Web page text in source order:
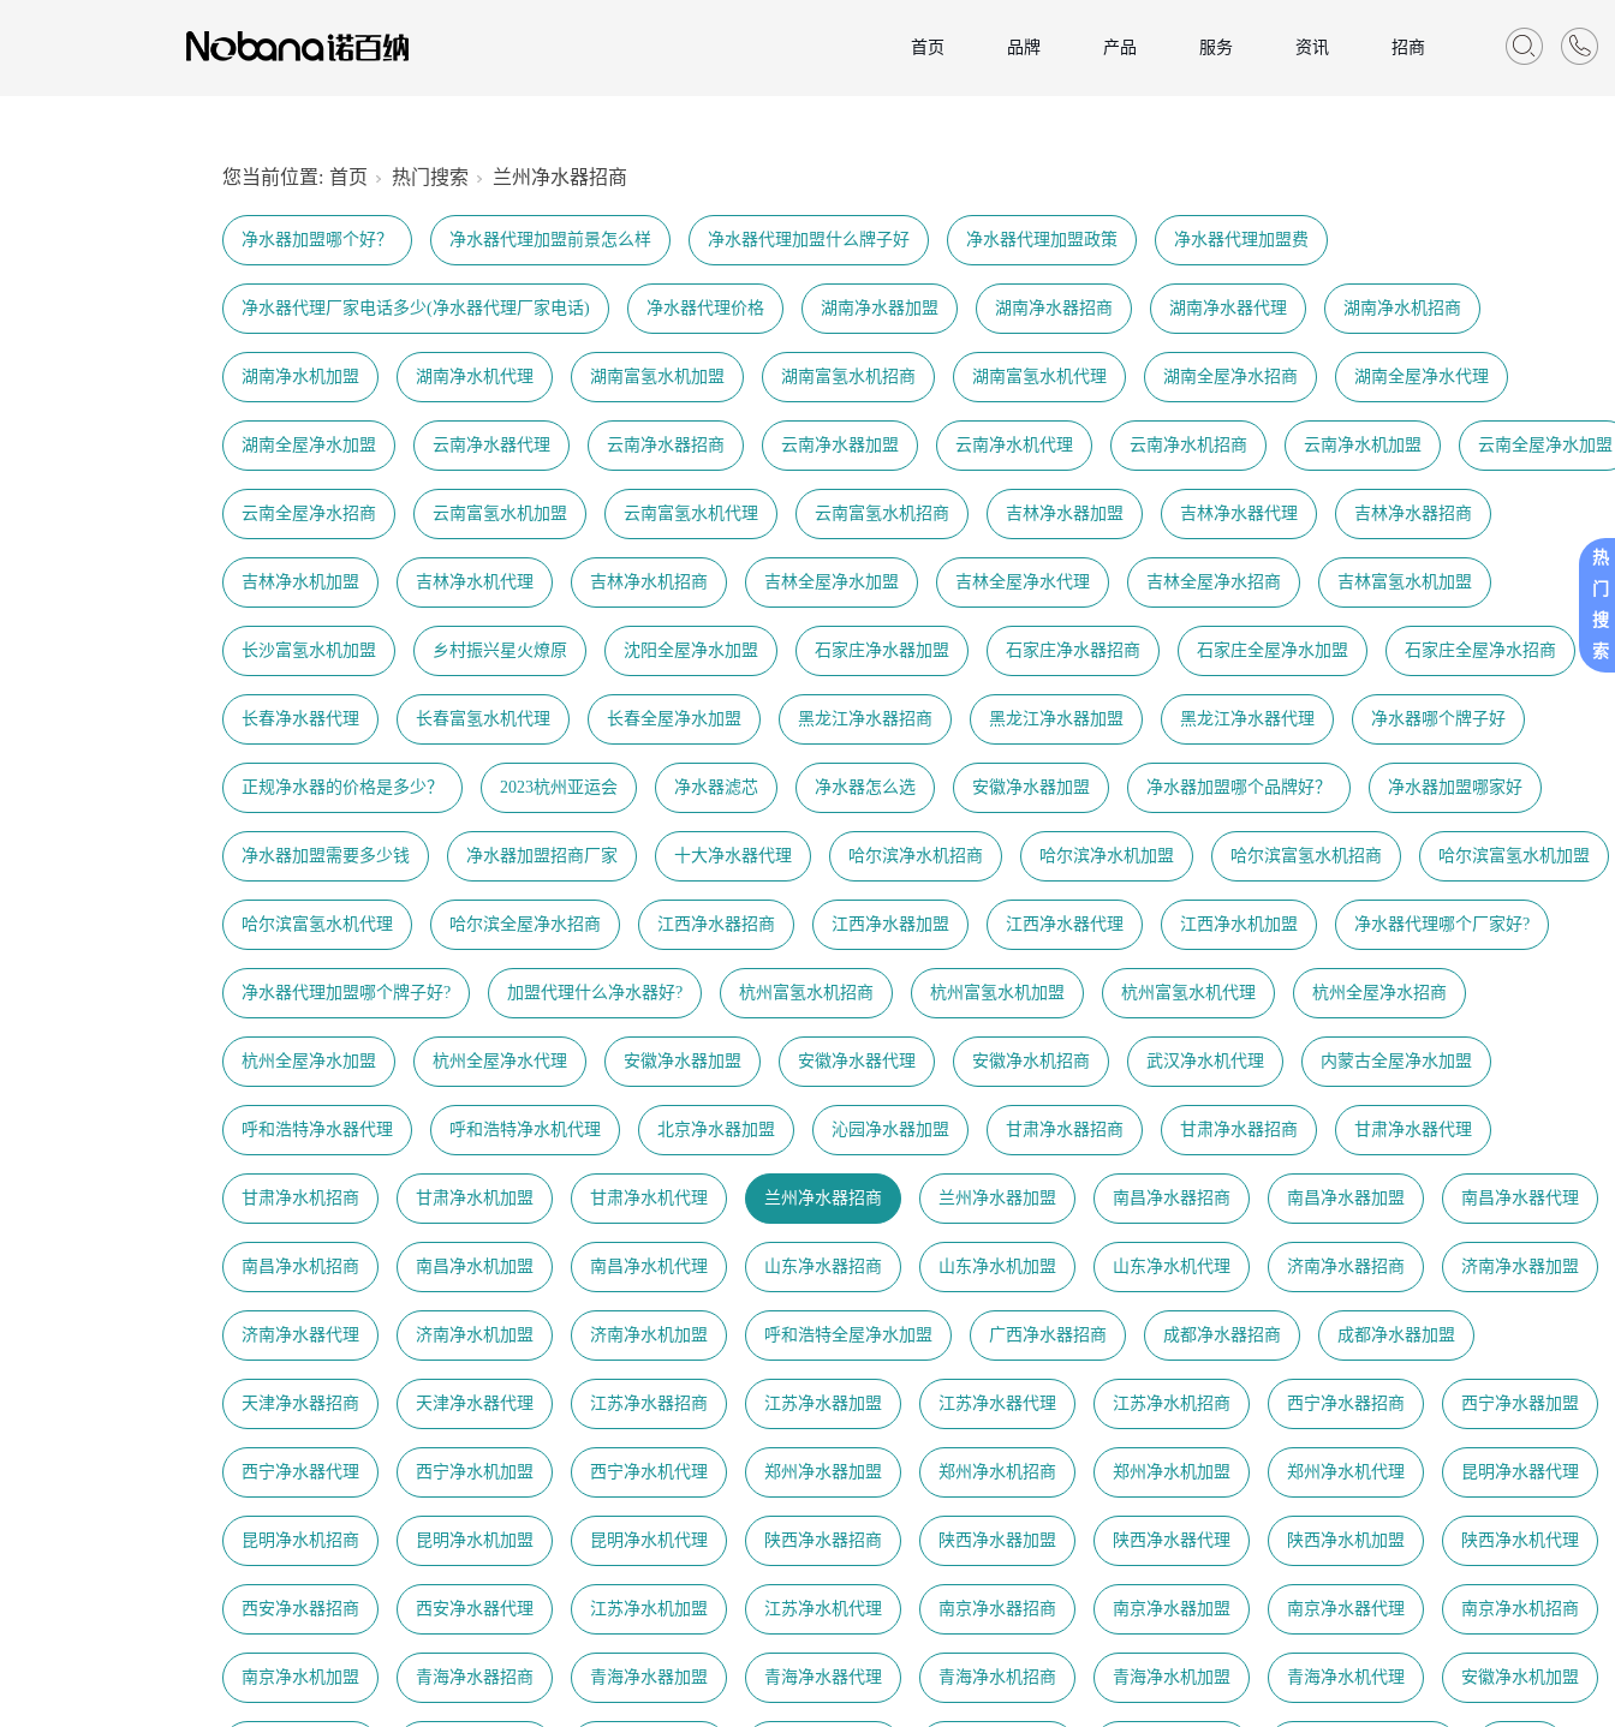
首页 品牌 产品 服务 资讯 招商
您当前位置: 首页 热门搜索 兰州净水器招商
净水器加盟哪个好？ 净水器代理加盟前景怎么样 净水器代理加盟什么牌子好 净水器代理加盟政策 净水器代理加盟费
净水器代理厂家电话多少(净水器代理厂家电话) 净水器代理价格 湖南净水器加盟 湖南净水器招商 湖南净水器代理 湖南净水机招商
湖南净水机加盟 湖南净水机代理 湖南富氢水机加盟 湖南富氢水机招商 湖南富氢水机代理 湖南全屋净水招商 湖南全屋净水代理
湖南全屋净水加盟 云南净水器代理 云南净水器招商 云南净水器加盟 云南净水机代理 云南净水机招商 云南净水机加盟 云南全屋净水加盟
云南全屋净水招商 云南富氢水机加盟 云南富氢水机代理 云南富氢水机招商 吉林净水器加盟 吉林净水器代理 吉林净水器招商
吉林净水机加盟 吉林净水机代理 吉林净水机招商 吉林全屋净水加盟 吉林全屋净水代理 吉林全屋净水招商 吉林富氢水机加盟
长沙富氢水机加盟 乡村振兴星火燎原 沈阳全屋净水加盟 石家庄净水器加盟 石家庄净水器招商 石家庄全屋净水加盟 石家庄全屋净水招商
长春净水器代理 长春富氢水机代理 长春全屋净水加盟 黑龙江净水器招商 黑龙江净水器加盟 黑龙江净水器代理 净水器哪个牌子好
正规净水器的价格是多少？ 2023杭州亚运会 净水器滤芯 净水器怎么选 安徽净水器加盟 净水器加盟哪个品牌好？ 净水器加盟哪家好
净水器加盟需要多少钱 净水器加盟招商厂家 十大净水器代理 哈尔滨净水机招商 哈尔滨净水机加盟 哈尔滨富氢水机招商 哈尔滨富氢水机加盟
哈尔滨富氢水机代理 哈尔滨全屋净水招商 江西净水器招商 江西净水器加盟 江西净水器代理 江西净水机加盟 净水器代理哪个厂家好?
净水器代理加盟哪个牌子好? 加盟代理什么净水器好? 杭州富氢水机招商 杭州富氢水机加盟 杭州富氢水机代理 杭州全屋净水招商
杭州全屋净水加盟 杭州全屋净水代理 安徽净水器加盟 安徽净水器代理 安徽净水机招商 武汉净水机代理 内蒙古全屋净水加盟
呼和浩特净水器代理 呼和浩特净水机代理 北京净水器加盟 沁园净水器加盟 甘肃净水器招商 甘肃净水器招商 甘肃净水器代理
甘肃净水机招商 甘肃净水机加盟 甘肃净水机代理 兰州净水器招商 兰州净水器加盟 南昌净水器招商 南昌净水器加盟 南昌净水器代理
南昌净水机招商 南昌净水机加盟 南昌净水机代理 山东净水器招商 山东净水机加盟 山东净水机代理 济南净水器招商 济南净水器加盟
济南净水器代理 济南净水机加盟 济南净水机加盟 呼和浩特全屋净水加盟 广西净水器招商 成都净水器招商 成都净水器加盟
天津净水器招商 天津净水器代理 江苏净水器招商 江苏净水器加盟 江苏净水器代理 江苏净水机招商 西宁净水器招商 西宁净水器加盟
西宁净水器代理 西宁净水机加盟 西宁净水机代理 郑州净水器加盟 郑州净水机招商 郑州净水机加盟 郑州净水机代理 昆明净水器代理
昆明净水机招商 昆明净水机加盟 昆明净水机代理 陕西净水器招商 陕西净水器加盟 陕西净水器代理 陕西净水机加盟 陕西净水机代理
西安净水器招商 西安净水器代理 江苏净水机加盟 江苏净水机代理 南京净水器招商 南京净水器加盟 南京净水器代理 ​南京净水机招商
南京净水机加盟 青海净水器招商 青海净水器加盟 青海净水器代理 青海净水机招商 青海净水机加盟 青海净水机代理 安徽净水机加盟
热
门
搜
索